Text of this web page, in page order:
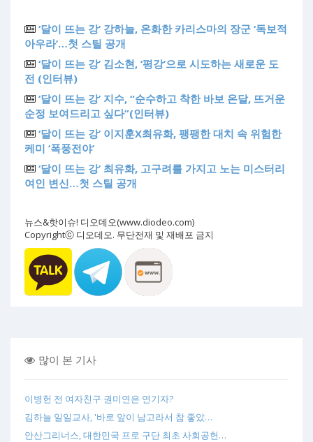
‘달이 뜨는 강’ 강하늘, 온화한 카리스마의 장군 ‘독보적
아우라’…첫 스틸 공개
‘달이 뜨는 강’ 김소현, ‘평강’으로 시도하는 새로운 도
전 (인터뷰)
‘달이 뜨는 강’ 지수, “순수하고 착한 바보 온달, 뜨거운
순정 보여드리고 싶다”(인터뷰)
‘달이 뜨는 강’ 이지훈X최유화, 팽팽한 대치 속 위험한
케미 ‘폭풍전야’
‘달이 뜨는 강’ 최유화, 고구려를 가지고 노는 미스터리
여인 변신…첫 스틸 공개
뉴스&핫이슈! 디오데오(www.diodeo.com)
Copyrightⓒ 디오데오. 무단전재 및 재배포 금지
많이 본 기사
이병헌 전 여자친구 권미연은 연기자?
김하늘 일일교사, '바로 앞이 남고라서 참 좋았…
안산그리너스, 대한민국 프로 구단 최초 사회공헌…